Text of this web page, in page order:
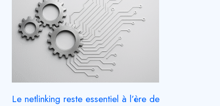
Le netlinking reste essentiel à l’ère de